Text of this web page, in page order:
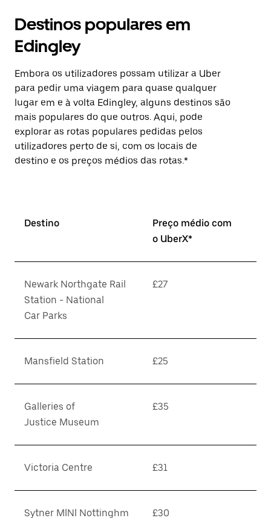
Destinos populares em
Edingley
Embora os utilizadores possam utilizar a Uber
para pedir uma viagem para quase qualquer
lugar em e à volta Edingley, alguns destinos são
mais populares do que outros. Aqui, pode
explorar as rotas populares pedidas pelos
utilizadores perto de si, com os locais de
destino e os preços médios das rotas.*
Destino
Preço médio com
o UberX*
Newark Northgate Rail
Station - National
Car Parks
£27
Mansfield Station £25
Galleries of
Justice Museum
£35
Victoria Centre £31
Sytner MINI Nottinghm £30